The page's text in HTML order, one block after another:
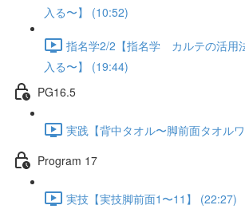
入る〜】 (10:52)
指名学2/2【指名学 カルテの活用
入る〜】 (19:44)
PG16.5
実践【背中タオル〜脚前面タオル
Program 17
実技【実技脚前面1〜11】 (22:27)